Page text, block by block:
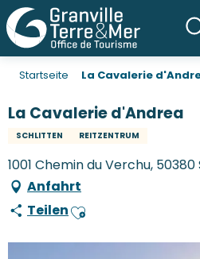
Startseite La Cavalerie
La Cavalerie d'Andrea
SCHLITTEN REITZENTRUM
1001 Chemin du Verchu,
Anfahrt
TeilenAjouter aux favoris